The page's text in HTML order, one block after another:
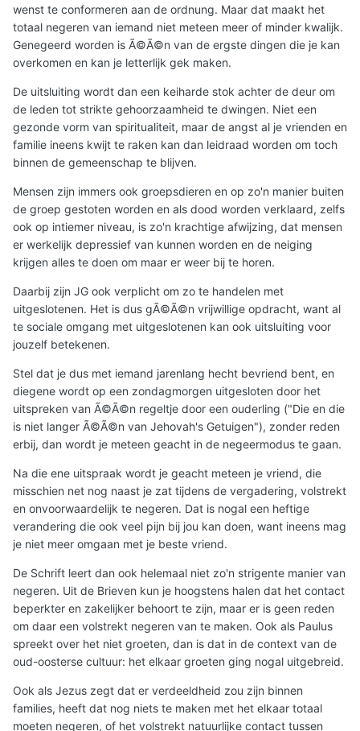
wenst te conformeren aan de ordnung. Maar dat maakt het
totaal negeren van iemand niet meteen meer of minder kwalijk.
Genegeerd worden is Ã©Ã©n van de ergste dingen die je kan
overkomen en kan je letterlijk gek maken.
De uitsluiting wordt dan een keiharde stok achter de deur om
de leden tot strikte gehoorzaamheid te dwingen. Niet een
gezonde vorm van spiritualiteit, maar de angst al je vrienden en
familie ineens kwijt te raken kan dan leidraad worden om toch
binnen de gemeenschap te blijven.
Mensen zijn immers ook groepsdieren en op zo'n manier buiten
de groep gestoten worden en als dood worden verklaard, zelfs
ook op intiemer niveau, is zo'n krachtige afwijzing, dat mensen
er werkelijk depressief van kunnen worden en de neiging
krijgen alles te doen om maar er weer bij te horen.
Daarbij zijn JG ook verplicht om zo te handelen met
uitgeslotenen. Het is dus gÃ©Ã©n vrijwillige opdracht, want al
te sociale omgang met uitgeslotenen kan ook uitsluiting voor
jouzelf betekenen.
Stel dat je dus met iemand jarenlang hecht bevriend bent, en
diegene wordt op een zondagmorgen uitgesloten door het
uitspreken van Ã©Ã©n regeltje door een ouderling ("Die en die
is niet langer Ã©Ã©n van Jehovah's Getuigen"), zonder reden
erbij, dan wordt je meteen geacht in de negeermodus te gaan.
Na die ene uitspraak wordt je geacht meteen je vriend, die
misschien net nog naast je zat tijdens de vergadering, volstrekt
en onvoorwaardelijk te negeren. Dat is nogal een heftige
verandering die ook veel pijn bij jou kan doen, want ineens mag
je niet meer omgaan met je beste vriend.
De Schrift leert dan ook helemaal niet zo'n strigente manier van
negeren. Uit de Brieven kun je hoogstens halen dat het contact
beperkter en zakelijker behoort te zijn, maar er is geen reden
om daar een volstrekt negeren van te maken. Ook als Paulus
spreekt over het niet groeten, dan is dat in de context van de
oud-oosterse cultuur: het elkaar groeten ging nogal uitgebreid.
Ook als Jezus zegt dat er verdeeldheid zou zijn binnen
families, heeft dat nog niets te maken met het elkaar totaal
moeten negeren, of het volstrekt natuurlijke contact tussen